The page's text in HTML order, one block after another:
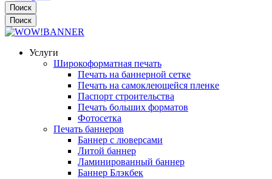
Поиск
Поиск
Услуги
Широкоформатная печать
Печать на баннерной сетке
Печать на самоклеющейся пленке
Паспорт строительства
Печать больших форматов
Фотосетка
Печать баннеров
Баннер с люверсами
Литой баннер
Ламинированный баннер
Баннер Блэкбек